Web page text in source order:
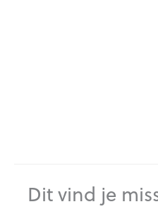
Dit vind je